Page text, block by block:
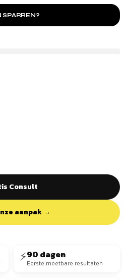
SPARREN?
Consult
aanpak →
⚡90 dagen
Eerste meetbare resultaten